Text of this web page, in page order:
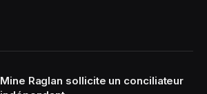
Mine Raglan sollicite un conciliateur